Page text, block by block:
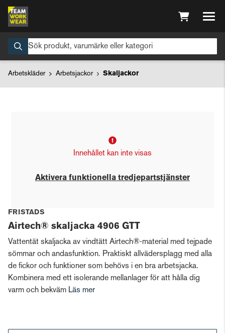
Arbetskläder Arbetsjackor Skaljackor
Innehållet kan inte visas
Aktivera funktionella tredjepartstjänster
FRISTADS
Airtech® skaljacka 4906 GTT
Vattentät skaljacka av vindtätt Airtech®-material med tejpade
sömmar och andasfunktion. Praktiskt allvädersplagg med alla
de fickor och funktioner som behövs i en bra arbetsjacka.
Kombinera med ett isolerande mellanlager för att hålla dig
varm och bekväm Läs mer